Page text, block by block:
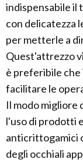
indispensabile il
con delicatezza
per metterle a
Quest'attrezzo
è preferibile che
facilitare le
Il modo migliore
l'uso di prodotti
anticrittogamici
degli occhiali